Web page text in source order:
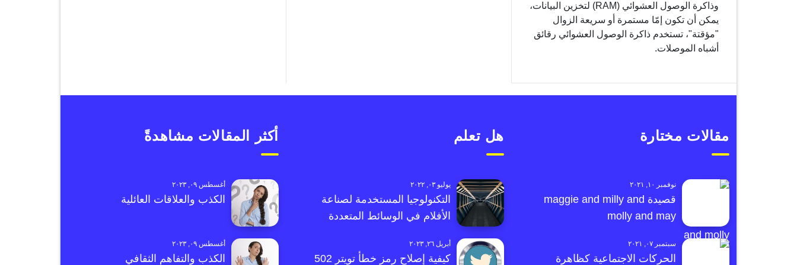
وذاكرة الوصول العشوائي (RAM) لتخزين البيانات،
يمكن أن تكون إمّا مستمرة أو سريعة الزوال
"مؤقتة"، تستخدم ذاكرة الوصول العشوائي رقائق
أشباه الموصلات.
مقالات مختارة
نوفمبر ١٠, ٢٠٢١
قصيدة maggie and milly and
molly and may
سبتمبر ٠٧, ٢٠٢١
الحركات الاجتماعية كظاهرة
هل تعلم
يوليو ٠٣, ٢٠٢٢
التكنولوجيا المستخدمة لصناعة
الأفلام في الوسائط المتعددة
أبريل ٢٦, ٢٠٢٣
كيفية إصلاح رمز خطأ تويتر 502
أكثر المقالات مشاهدةً
أغسطس ٠٩, ٢٠٢٣
الكذب والعلاقات العائلية
أغسطس ٠٩, ٢٠٢٣
الكذب والتفاهم الثقافي